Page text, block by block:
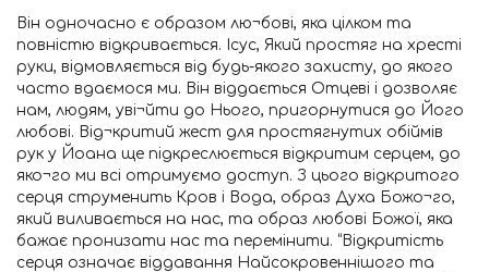
Він одночасно є образом лю¬бові, яка цілком та
повністю відкривається. Ісус, Який простяг на хресті
руки, відмовляється від будь-якого захисту, до якого
часто вдаємося ми. Він віддається Отцеві і дозволяє
нам, людям, уві¬йти до Нього, пригорнутися до Його
любові. Від¬критий жест для простягнутих обіймів
рук у Йоана ще підкреслюється відкритим серцем, до
яко¬го ми всі отримуємо доступ. З цього відкритого
серця струменить Кров і Вода, образ Духа Божо¬го,
який виливається на нас, та образ любові Божої, яка
бажає пронизати нас та перемінити. “Відкритість
серця означає віддавання Найсокровеннішого та